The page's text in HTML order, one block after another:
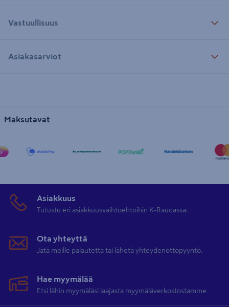
Vastuullisuus
Asiakasarviot
Maksutavat
Asiakkuus
Tutustu eri asiakkuusvaihtoehtoihin K-Raudassa.
Ota yhteyttä
Jätä meille palautetta tai lähetä yhteydenottopyyntö.
Hae myymälää
Etsi lähin myymäläsi laajasta myymäläverkostostamme